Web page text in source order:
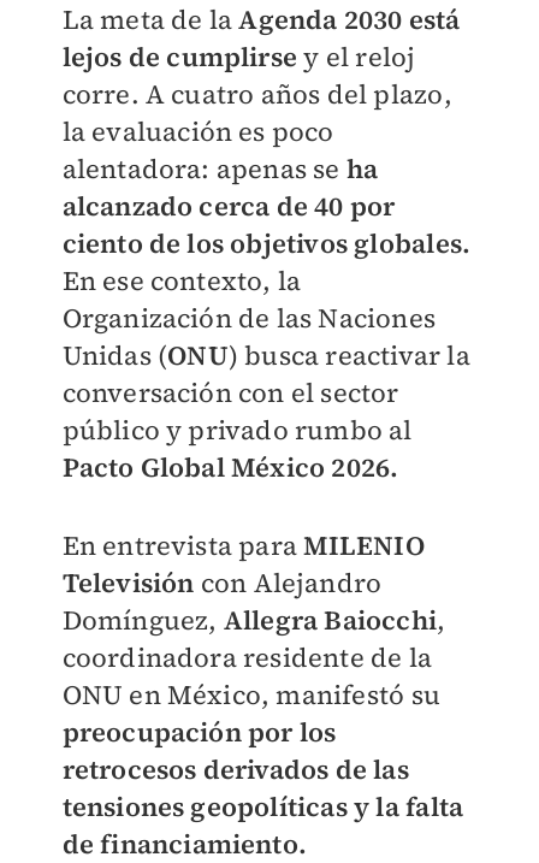
La meta de laAgenda 2030 está
lejos de cumplirsey el reloj
corre. A cuatro años del plazo,
la evaluación es poco
alentadora: apenas se ha
alcanzado cerca de 40 por
ciento de los objetivos globales.
En ese contexto, la
Organización de las Naciones
Unidas (ONU) busca reactivar la
conversación con el sector
público y privado rumbo al
Pacto Global México 2026.
En entrevista paraMILENIO
Televisión con Alejandro
Domínguez, Allegra Baiocchi,
coordinadora residente de la
ONU en México, manifestó su
preocupación por los
retrocesos derivados de las
tensiones geopolíticas y la falta
de financiamiento.